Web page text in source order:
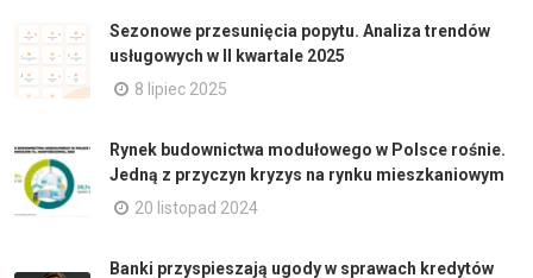
Sezonowe przesunięcia popytu. Analiza trendów
usługowych w II kwartale 2025
8 lipiec 2025
Rynek budownictwa modułowego w Polsce rośnie.
Jedną z przyczyn kryzys na rynku mieszkaniowym
20 listopad 2024
Banki przyspieszają ugody w sprawach kredytów